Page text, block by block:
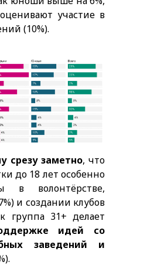
участие в
(10%).
срезу заметно, что
до 18 лет особенно
в волонтёрстве,
и создании клубов
группа 31+ делает
идей со
заведений и